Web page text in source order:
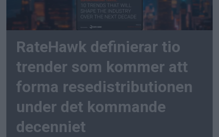
RateHawk definierar tio
trender som kommer att
forma resedistributionen
under det kommande
decenniet